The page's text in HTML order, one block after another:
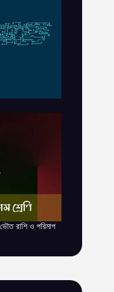
রাশি ও পরিমাপ